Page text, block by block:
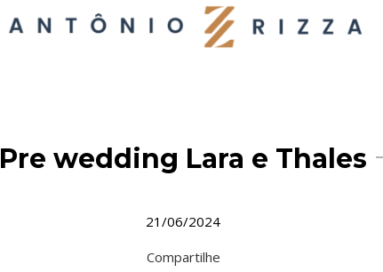
Pre wedding Lara e Thales
21/06/2024
Compartilhe